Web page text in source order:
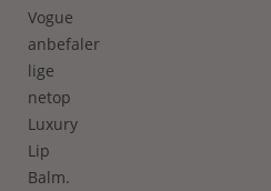
Vogue
anbefaler
lige
netop
Luxury
Lip
Balm.